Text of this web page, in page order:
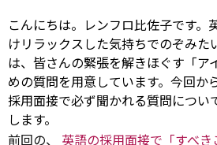
こんにちは。レンフロ比佐子です。
けリラックスした気持ちでのぞみた
は、皆さんの緊張を解きほぐす「ア
めの質問を用意しています。今回か
採用面接で必ず聞かれる質問につい
します。
前回の、 英語の採用面接で「すべ